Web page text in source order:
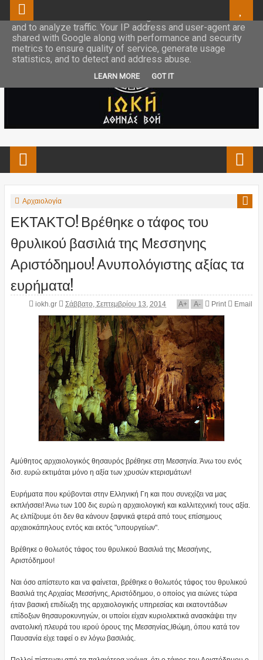
Αρχαιολογία
ΕΚΤΑΚΤΟ! Βρέθηκε ο τάφος του
θρυλικού βασιλιά της Μεσσηνης
Αριστόδημου! Ανυπολόγιστης αξίας τα
ευρήματα!
iokh.gr Σάββατο, Σεπτεμβρίου 13, 2014 A+ A- Print Email
Αμύθητος αρχαιολογικός θησαυρός βρέθηκε στη Μεσσηνία. Άνω του ενός
δισ. ευρώ εκτιμάται μόνο η αξία των χρυσών κτερισμάτων!
Ευρήματα που κρύβονται στην Ελληνική Γη και που συνεχίζει να μας
εκπλήσσει! Άνω των 100 δις ευρώ η αρχαιολογική και καλλιτεχνική τους αξία.
Ας ελπίζουμε ότι δεν θα κάνουν ξαφνικά φτερά από τους επίσημους
αρχαιοκάπηλους εντός και εκτός "υπουργείων".
Βρέθηκε ο θολωτός τάφος του θρυλικού Βασιλιά της Μεσσήνης,
Αριστόδημου!
Ναι όσο απίστευτο και να φαίνεται, βρέθηκε ο θολωτός τάφος του θρυλικού
Βασιλιά της Αρχαίας Μεσσήνης, Αριστόδημου, ο οποίος για αιώνες τώρα
ήταν βασική επιδίωξη της αρχαιολογικής υπηρεσίας και εκατοντάδων
επίδοξων θησαυροκυνηγών, οι υποίοι είχαν κυριολεκτικά ανασκάψει την
ανατολική πλευρά του ιερού όρους της Μεσσηνίας,Ιθώμη, όπου κατά τον
Παυσανία είχε ταφεί ο εν λόγω βασιλιάς.
This site uses cookies from Google to deliver its services
and to analyze traffic. Your IP address and user-agent are
shared with Google along with performance and security
metrics to ensure quality of service, generate usage
statistics, and to detect and address abuse.
LEARN MORE GOT IT